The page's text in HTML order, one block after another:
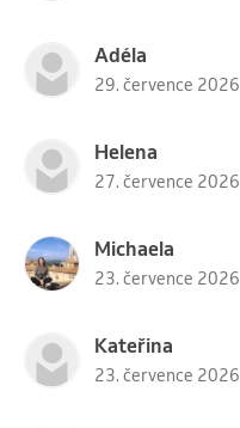
Adéla
29. července 2026
Helena
27. července 2026
Michaela
23. července 2026
Kateřina
23. července 2026